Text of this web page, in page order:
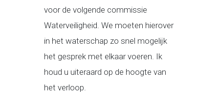
voor de volgende commissie
Waterveiligheid. We moeten hierover
in het waterschap zo snel mogelijk
het gesprek met elkaar voeren. Ik
houd u uiteraard op de hoogte van
het verloop.